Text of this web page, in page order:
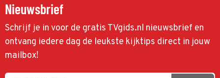
Nieuwsbrief
Schrijf je in voor de gratis TVgids.nl nieuwsbrief en
ontvang iedere dag de leukste kijktips direct in jouw
mailbox!